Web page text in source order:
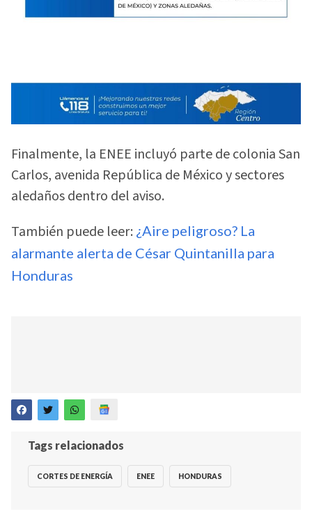
Finalmente, la ENEE incluyó parte de colonia San
Carlos, avenida República de México y sectores
aledaños dentro del aviso.
También puede leer: ¿Aire peligroso? La
alarmante alerta de César Quintanilla para
Honduras
Tags relacionados
CORTES DE ENERGÍA ENEE HONDURAS